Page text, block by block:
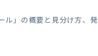
」の概要と見分け方、